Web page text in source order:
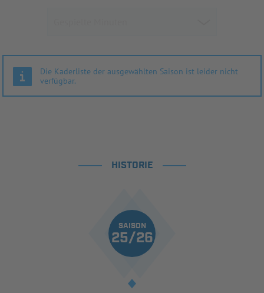
Die Kaderliste der ausgewählten Saison ist leider nicht
verfügbar.
HISTORIE
SAISON
25/26